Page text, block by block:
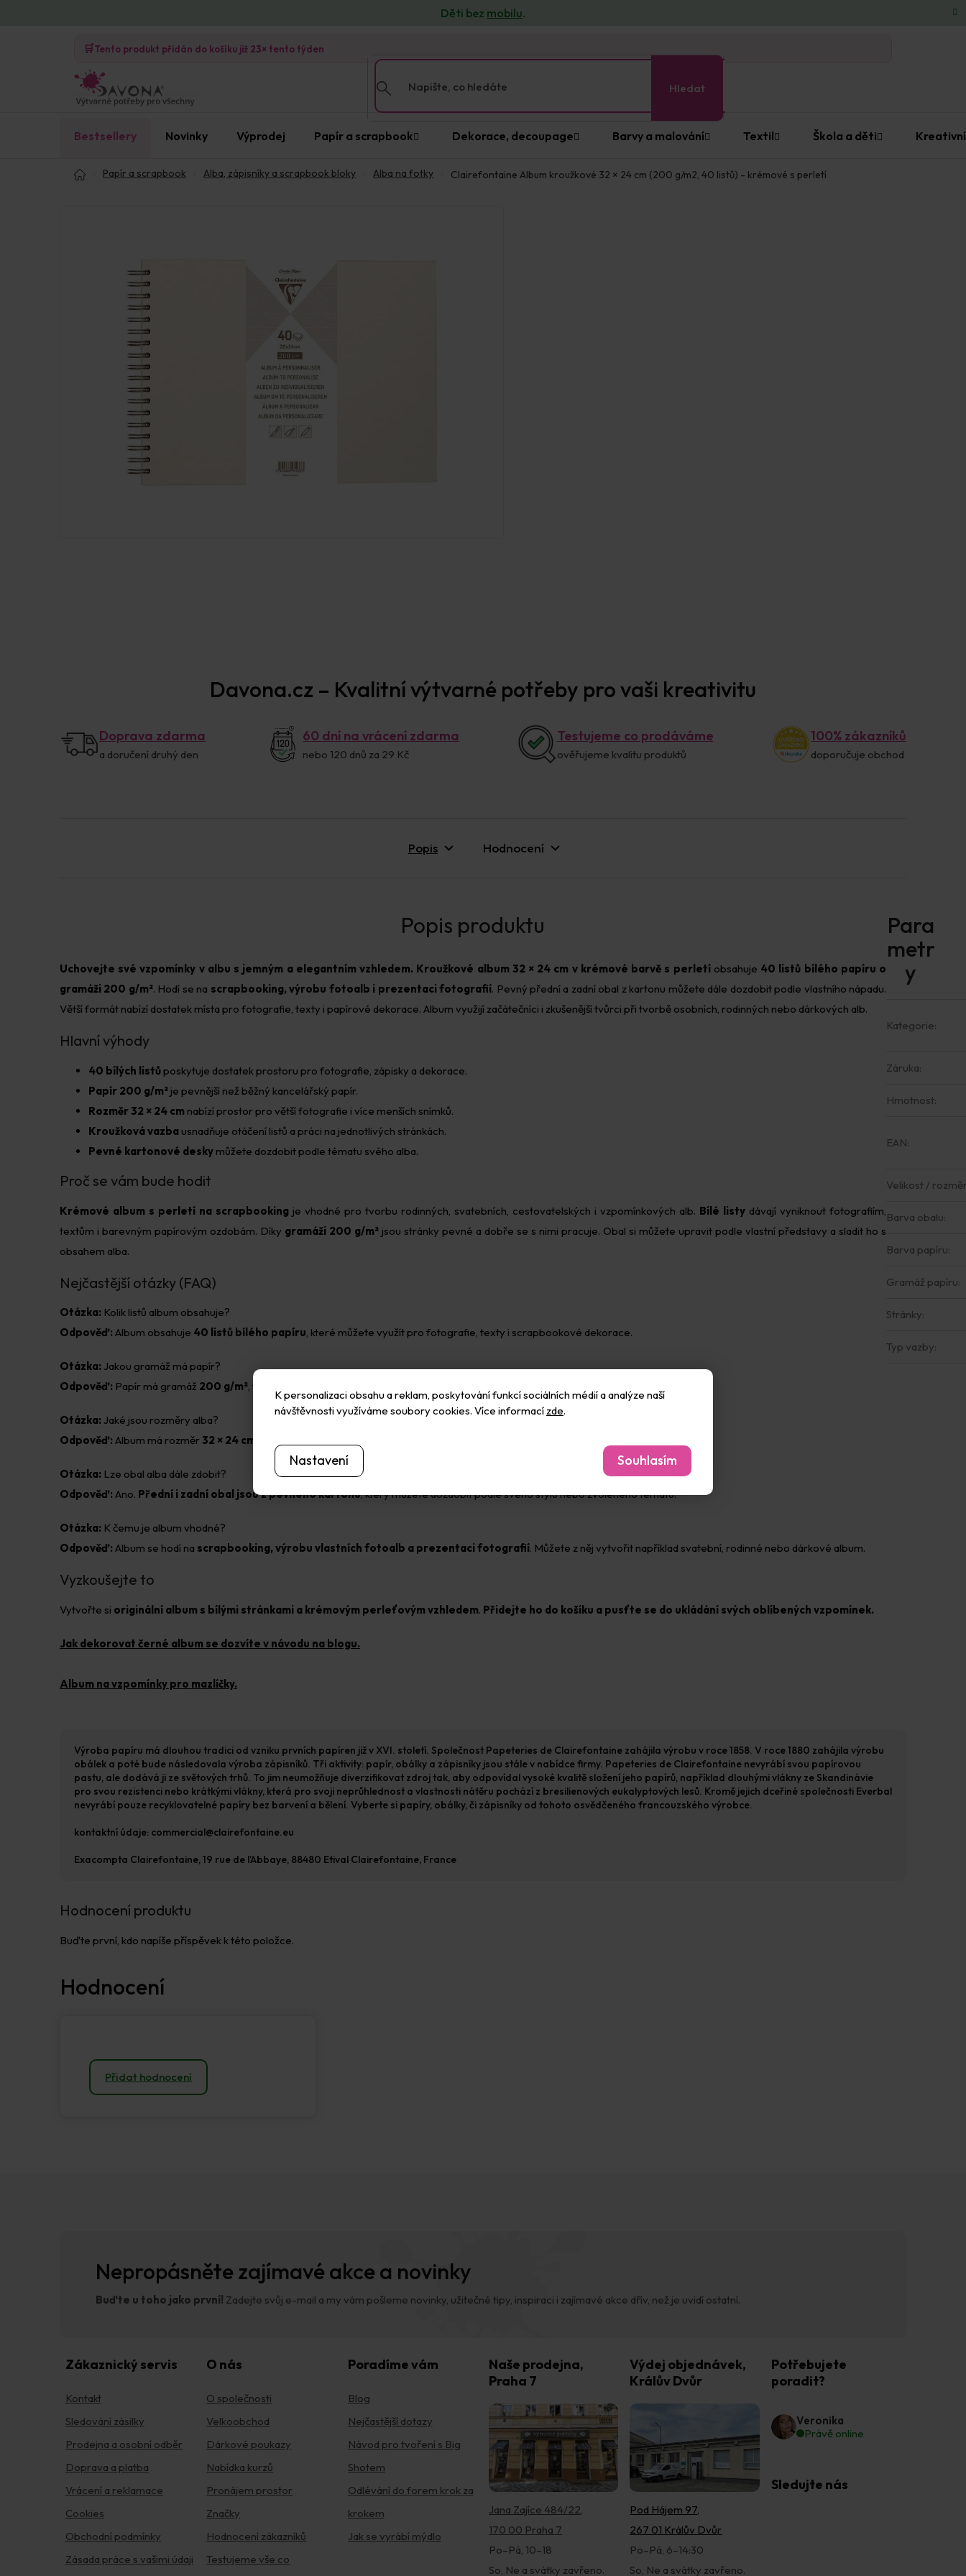
K personalizaci obsahu a reklam, poskytování funkcí sociálních médií a analýze naší
návštěvnosti využíváme soubory cookies. Více informací zde.
Nastavení Souhlasím
Děti bez mobilu.
🛒Tento produkt přidán do košíku již 23× tento týden
Hledat
Bestsellery Novinky Výprodej Papír a scrapbook Dekorace, decoupage Barvy a malování Textil Škola a děti
Papír a scrapbook Alba, zápisníky a scrapbook bloky Alba na fotky Clairefontaine Album kroužkové 32 × 24 cm (200 g/m2, 40 listů) - krémové s perletí
Davona.cz – Kvalitní výtvarné potřeby pro vaši kreativitu
Doprava zdarma
a doručení druhý den
60 dní na vrácení zdarma
nebo 120 dnů za 29 Kč
Testujeme co prodáváme
ověřujeme kvalitu produktů
100% zákazníků
doporučuje obchod
Popis Hodnocení
Uchovejte své vzpomínky v albu s jemným a elegantním vzhledem. Kroužkové album 32 × 24 cm v krémové barvě s perletíobsahuje 40 listů bílého papíru o
gramáži 200 g/m². Hodí se na scrapbooking, výrobu fotoalb i prezentaci fotografií. Pevný přední a zadní obal z kartonu můžete dále dozdobit podle vlastního nápadu.
Větší formát nabízí dostatek místa pro fotografie, texty i papírové dekorace. Album využijí začátečníci i zkušenější tvůrci při tvorbě osobních, rodinných nebo dárkových alb.
Hlavní výhody
40 bílých listůposkytuje dostatek prostoru pro fotografie, zápisky a dekorace.
Papír 200 g/m² je pevnější než běžný kancelářský papír.
Rozměr 32 × 24 cm nabízí prostor pro větší fotografie i více menších snímků.
Kroužková vazba usnadňuje otáčení listů a práci na jednotlivých stránkách.
Pevné kartonové desky můžete dozdobit podle tématu svého alba.
Proč se vám bude hodit
Krémové album s perletí na scrapbooking je vhodné pro tvorbu rodinných, svatebních, cestovatelských i vzpomínkových alb. Bílé listy dávají vyniknout fotografiím,
textům i barevným papírovým ozdobám. Díky gramáži 200 g/m² jsou stránky pevné a dobře se s nimi pracuje. Obal si můžete upravit podle vlastní představy a sladit ho s
obsahem alba.
Nejčastější otázky (FAQ)
Otázka: Kolik listů album obsahuje?
Odpověď: Album obsahuje 40 listů bílého papíru, které můžete využít pro fotografie, texty i scrapbookové dekorace.
Otázka: Jakou gramáž má papír?
Odpověď: Papír má gramáž 200 g/m², takže je pevnější než běžný papír používaný například v tiskárně.
Otázka: Jaké jsou rozměry alba?
Odpověď: Album má rozměr32 × 24 cm
Otázka: Lze obal alba dále zdobit?
Odpověď: Ano. Přední i zadní obal jsou z pevného kartonu, který můžete dozdobit podle svého stylu nebo zvoleného tématu.
Otázka: K čemu je album vhodné?
Odpověď: Album se hodí na scrapbooking, výrobu vlastních fotoalb a prezentaci fotografií. Můžete z něj vytvořit například svatební, rodinné nebo dárkové album.
Vyzkoušejte to
Vytvořte si originální album s bílými stránkami a krémovým perleťovým vzhledem. Přidejte ho do košíku a pusťte se do ukládání svých oblíbených vzpomínek.
Jak dekorovat černé album se dozvíte v návodu na blogu.
Album na vzpomínky pro mazlíčky.
Kategorie:
Záruka:
Hmotnost:
EAN:
Velikost /
Barva obalu:
Barva papíru:
Gramáž papíru:
Stránky:
Typ vazby:
Hodnocení produktu
Buďte první, kdo napíše příspěvek k této položce.
Přidat hodnocení
Výroba papíru má dlouhou tradici od vzniku prvních papíren již v XVI. století. Společnost Papeteries de Clairefontaine zahájila výrobu v roce 1858. V roce 1880 zahájila výrobu
obálek a poté bude následovala výroba zápisníků. Tři aktivity: papír, obálky a zápisníky jsou stále v nabídce firmy. Papeteries de Clairefontaine nevyrábí svou papírovou
pastu, ale dodává ji ze světových trhů. To jim neumožňuje diverzifikovat zdroj tak, aby odpovídal vysoké kvalitě složení jeho papírů, například dlouhými vlákny ze Skandinávie
pro svou rezistenci nebo krátkými vlákny, která pro svoji neprůhlednost a vlastnosti nátěru pochází z bresilienových eukalyptových lesů. Kromě jejich dceřiné společnosti Everbal
nevyrábí pouze recyklovatelné papíry bez barvení a bělení. Vyberte si papíry, obálky, či zápisníky od tohoto osvědčeného francouzského výrobce.
kontaktní údaje: commercial@clairefontaine.eu
Exacompta Clairefontaine, 19 rue de l’Abbaye, 88480 Etival Clairefontaine, France
Nepropásněte zajímavé akce a novinky
Buďte u toho jako první! Zadejte svůj e-mail a my vám pošleme novinky, užitečné tipy, inspiraci i zajímavé akce dřív, než je uvidí ostatní.
Zákaznický servis
Kontakt
Sledování zásilky
Prodejna a osobní odběr
Doprava a platba
Vrácení a reklamace
Cookies
Obchodní podmínky
Zásada práce s vašimi údaji
O nás
O společnosti
Velkoobchod
Dárkové poukazy
Nabídka kurzů
Pronájem prostor
Značky
Hodnocení zákazníků
Testujeme vše co
Poradíme vám
Blog
Nejčastější dotazy
Návod pro tvoření s Big
Shotem
Odlévání do forem krok za
krokem
Jak se vyrábí mýdlo
Naše prodejna,
Praha 7
Jana Zajíce 484/22,
170 00 Praha 7
Po–Pá, 10–18
So, Ne a svátky zavřeno.
Výdej objednávek,
Králův Dvůr
Pod Hájem 97,
267 01 Králův Dvůr
Po–Pá, 6–14:30
So, Ne a svátky zavřeno.
Potřebujete
poradit?
Veronika
Právě online
Sledujte nás